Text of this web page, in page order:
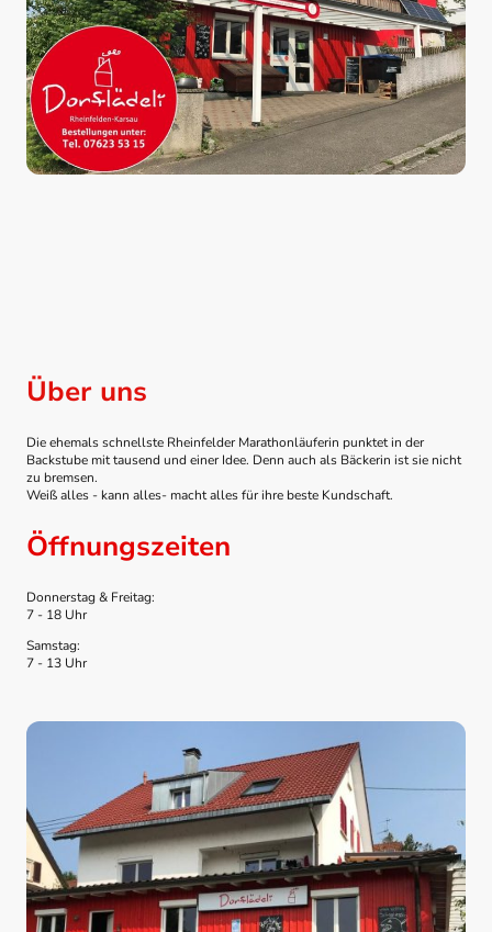
Über uns
Die ehemals schnellste Rheinfelder Marathonläuferin punktet in der
Backstube mit tausend und einer Idee. Denn auch als Bäckerin ist sie nicht
zu bremsen.
Weiß alles - kann alles- macht alles für ihre beste Kundschaft.
Öffnungszeiten
Donnerstag & Freitag:
7 - 18 Uhr
Samstag:
7 - 13 Uhr